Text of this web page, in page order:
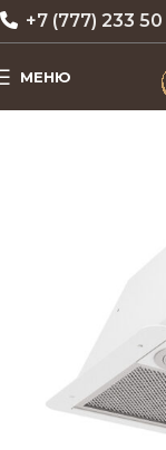
+7 (777) 233
МЕНЮ